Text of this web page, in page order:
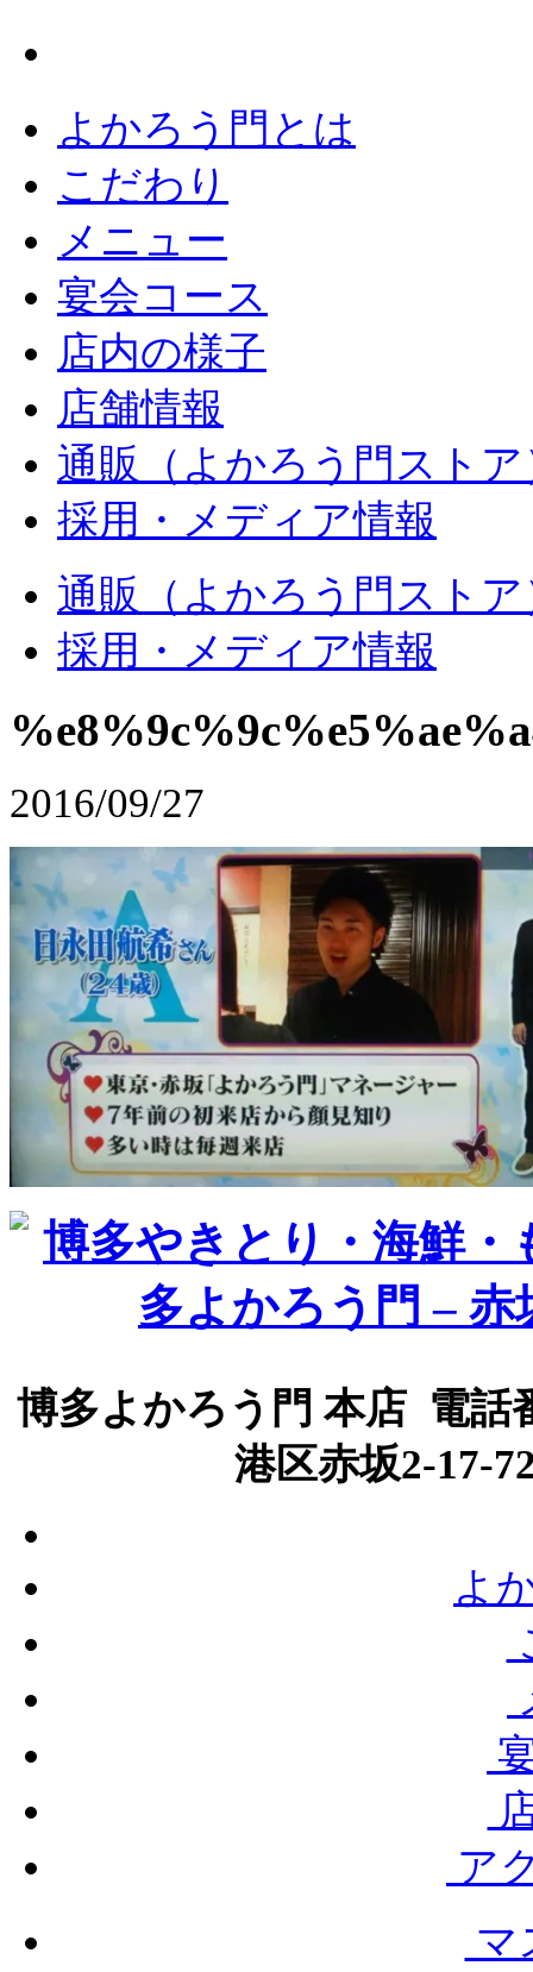
よかろう門とは
こだわり
メニュー
宴会コース
店内の様子
店舗情報
通販（よかろう門ストア
採用・メディア情報
通販（よかろう門ストア
採用・メディア情報
2016/09/27
博多よかろう門 本店 電話
港区赤坂2-17-
よ
ア
マ